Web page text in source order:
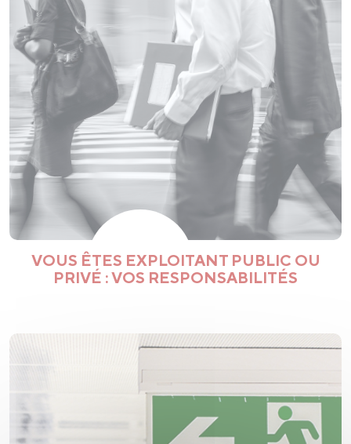
VOUS ÊTES EXPLOITANT PUBLIC OU
PRIVÉ : VOS RESPONSABILITÉS